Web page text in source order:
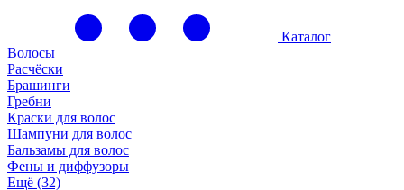
Каталог
Волосы
Расчёски
Брашинги
Гребни
Краски для волос
Шампуни для волос
Бальзамы для волос
Фены и диффузоры
Ещё (32)